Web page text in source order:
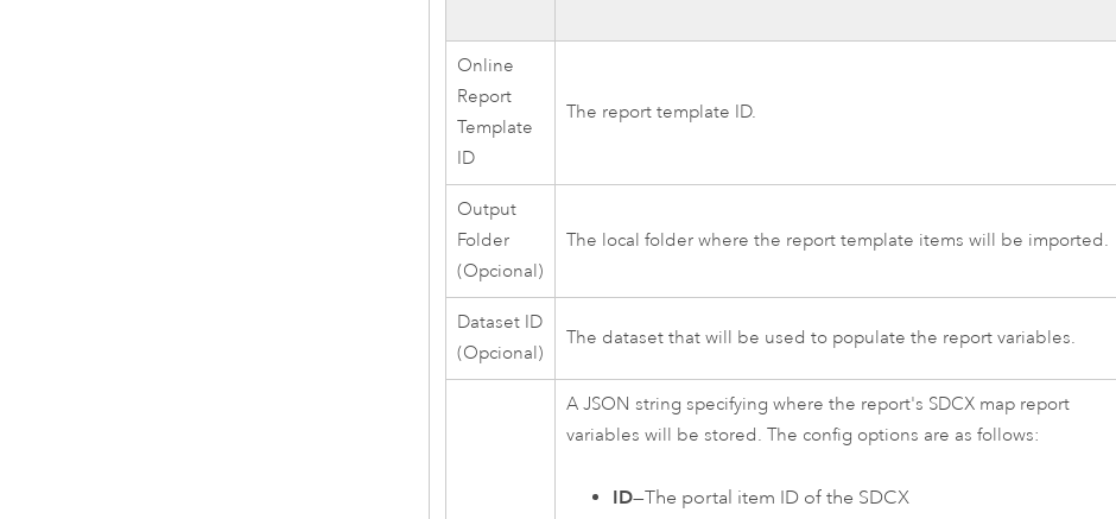
Online
Report
Template
ID
The report template ID.
Output
Folder
(Opcional)
The local folder where the report template items will be imported.
Dataset ID
(Opcional)
The dataset that will be used to populate the report variables.
A JSON string specifying where the report's SDCX map report
variables will be stored. The config options are as follows:
ID—The portal item ID of the SDCX